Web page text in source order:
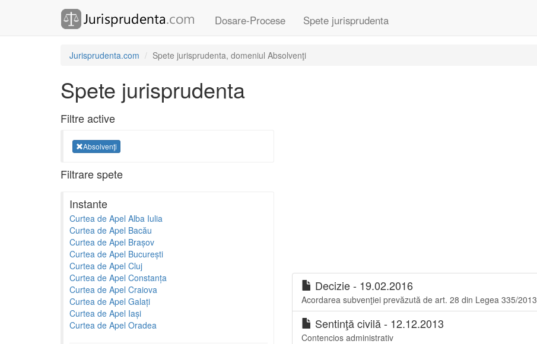
Dosare-Procese Spete jurisprudenta
Jurisprudenta.com Spete jurisprudenta, domeniul Absolvenţi
Spete jurisprudenta
Filtre active
Absolvenţi
Filtrare spete
Instante
Curtea de Apel Alba Iulia
Curtea de Apel Bacău
Curtea de Apel Brașov
Curtea de Apel București
Curtea de Apel Cluj
Curtea de Apel Constanța
Curtea de Apel Craiova
Curtea de Apel Galați
Curtea de Apel Iași
Curtea de Apel Oradea
Decizie - 19.02.2016
Acordarea subvenţiei prevăzută de art. 28 din Legea 335/2013
Sentinţă civilă - 12.12.2013
Contencios administrativ